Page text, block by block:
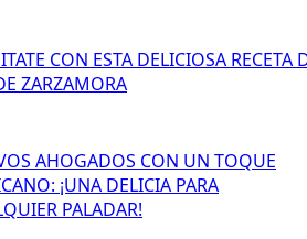
CON ESTA DELICIOSA RECETA
ZARZAMORA
AHOGADOS CON UN TOQUE
¡UNA DELICIA PARA
PALADAR!